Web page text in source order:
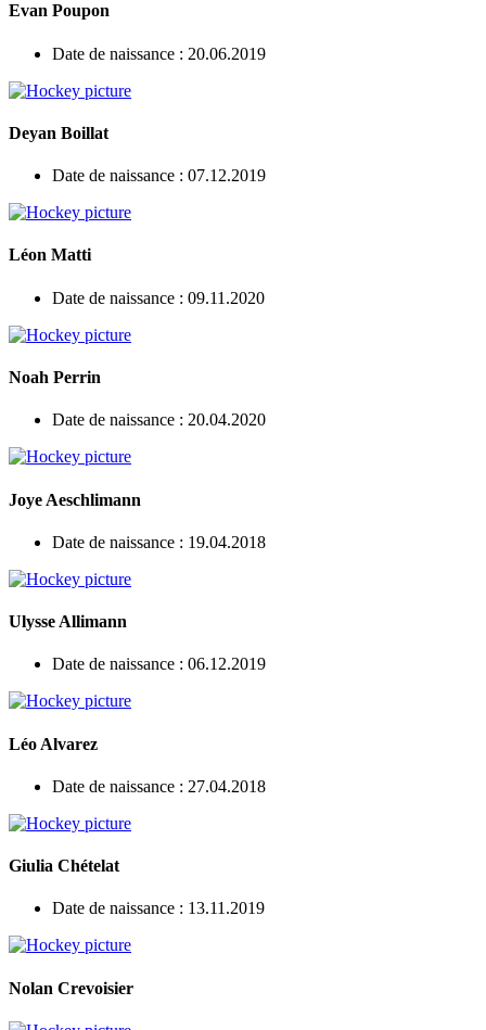
Evan Poupon
Date de naissance : 20.06.2019
Deyan Boillat
Date de naissance : 07.12.2019
Léon Matti
Date de naissance : 09.11.2020
Noah Perrin
Date de naissance : 20.04.2020
Joye Aeschlimann
Date de naissance : 19.04.2018
Ulysse Allimann
Date de naissance : 06.12.2019
Léo Alvarez
Date de naissance : 27.04.2018
Giulia Chételat
Date de naissance : 13.11.2019
Nolan Crevoisier